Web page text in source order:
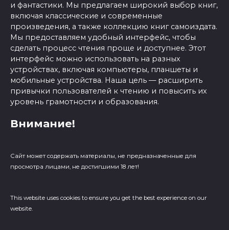
и фантастики. Мы предлагаем широкий выбор книг,
включая классические и современные
произведения, а также коллекцию книг самоиздата.
Мы предоставляем удобный интерфейс, чтобы
сделать процесс чтения проще и доступнее. Этот
интерфейс можно использовать на разных
устройствах, включая компьютеры, планшеты и
мобильные устройства. Наша цель — расширить
привычки пользователей к чтению и повысить их
уровень грамотности и образования.
Внимание!
Сайт может содержать материалы, не предназначенные для
просмотра лицами, не достигшими 18 лет!
This website uses cookies to ensure you get the best experience on our
website.